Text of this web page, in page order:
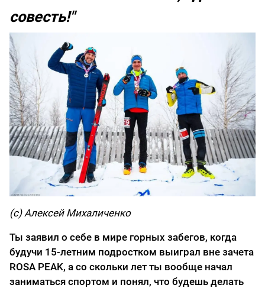
совесть!"
(с) Алексей Михаличенко
Ты заявил о себе в мире горных забегов, когда
будучи 15-летним подростком выиграл вне зачета
ROSA PEAK, а со скольки лет ты вообще начал
заниматься спортом и понял, что будешь делать